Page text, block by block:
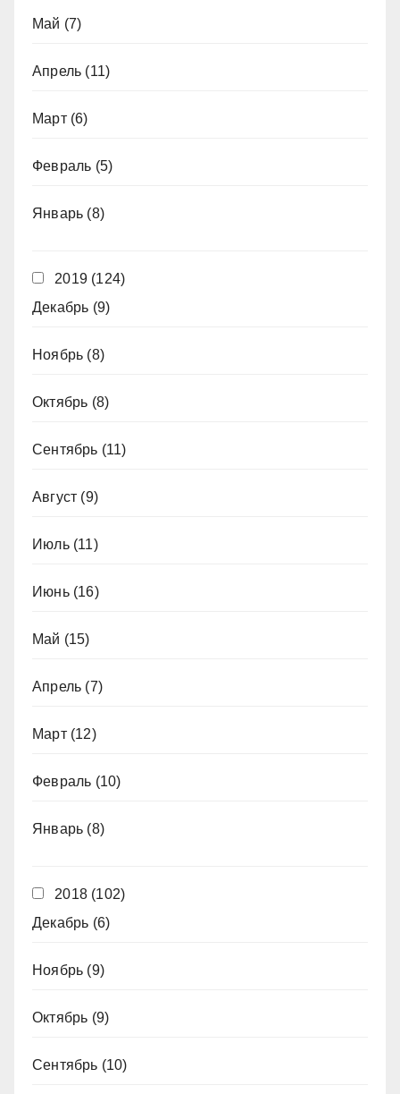
Май (7)
Апрель (11)
Март(6)
Февраль (5)
Январь (8)
2019 (124)
Декабрь (9)
Ноябрь (8)
Октябрь (8)
Сентябрь (11)
Август (9)
Июль(11)
Июнь(16)
Май (15)
Апрель (7)
Март(12)
Февраль (10)
Январь (8)
2018 (102)
Декабрь (6)
Ноябрь (9)
Октябрь (9)
Сентябрь (10)